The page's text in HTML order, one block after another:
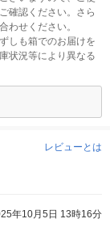
確認ください。さら
わせください。
しも箱でのお届けを
状況等により異なる
レビューとは
年10月5日 13時16分